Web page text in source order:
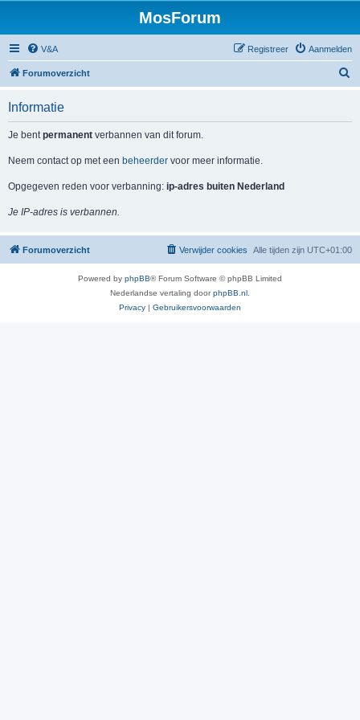
MosForum
V&A Aanmelden
Registreer
Forumoverzicht
Informatie
Je bentpermanent verbannen van dit forum.
Neem contact op met een beheerder voor meer informatie.
Opgegeven reden voor verbanning: ip-adres buiten Nederland
Je IP-adres is verbannen.
Forumoverzicht Alle tijden zijn UTC+01:00
Verwijder cookies
Powered by phpBB® Forum Software © phpBB Limited
Nederlandse vertaling doorphpBB.nl
Privacy | Gebruikersvoorwaarden